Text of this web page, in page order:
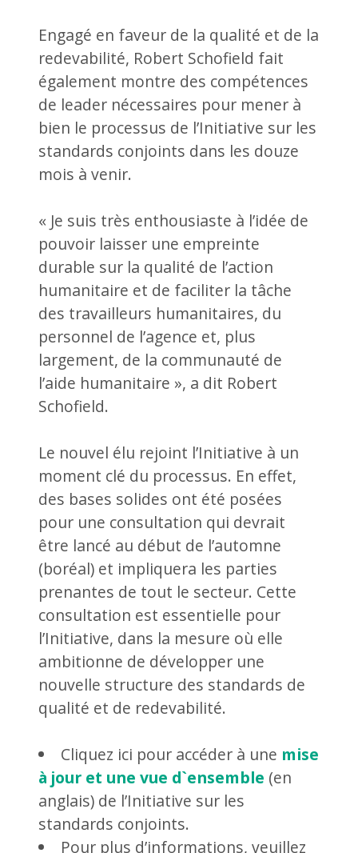
Engagé en faveur de la qualité et de la
redevabilité, Robert Schofield fait
également montre des compétences
de leader nécessaires pour mener à
bien le processus de l’Initiative sur les
standards conjoints dans les douze
mois à venir.
« Je suis très enthousiaste à l’idée de
pouvoir laisser une empreinte
durable sur la qualité de l’action
humanitaire et de faciliter la tâche
des travailleurs humanitaires, du
personnel de l’agence et, plus
largement, de la communauté de
l’aide humanitaire », a dit Robert
Schofield.
Le nouvel élu rejoint l’Initiative à un
moment clé du processus. En effet,
des bases solides ont été posées
pour une consultation qui devrait
être lancé au début de l’automne
(boréal) et impliquera les parties
prenantes de tout le secteur. Cette
consultation est essentielle pour
l’Initiative, dans la mesure où elle
ambitionne de développer une
nouvelle structure des standards de
qualité et de redevabilité.
Cliquez ici pour accéder à une mise
à jour et une vue d`ensemble (en
anglais) de l’Initiative sur les
standards conjoints.
Pour plus d’informations, veuillez